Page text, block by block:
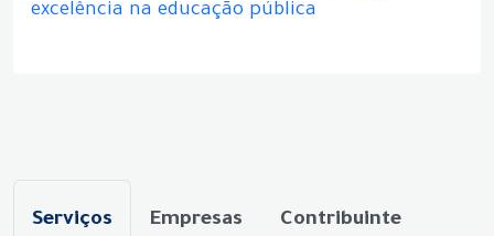
excelência na educação pública
Serviços Empresas Contribuinte